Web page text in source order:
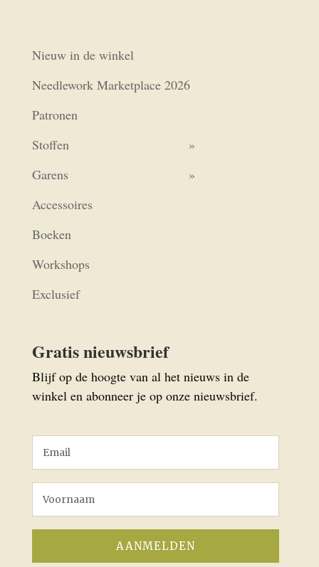
Nieuw in de winkel
Needlework Marketplace 2026
Patronen
Stoffen
Garens
Accessoires
Boeken
Workshops
Exclusief
Gratis nieuwsbrief
Blijf op de hoogte van al het nieuws in de
winkel en abonneer je op onze nieuwsbrief.